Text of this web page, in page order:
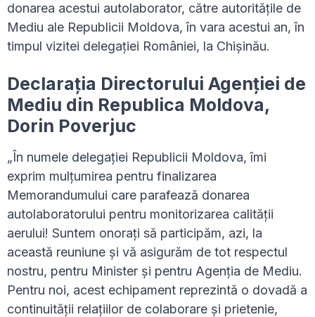
donarea acestui autolaborator, către autoritățile de
Mediu ale Republicii Moldova, în vara acestui an, în
timpul vizitei delegației României, la Chișinău.
Declarația Directorului Agenției de
Mediu din Republica Moldova,
Dorin Poverjuc
„În numele delegației Republicii Moldova, îmi
exprim mulțumirea pentru finalizarea
Memorandumului care parafează donarea
autolaboratorului pentru monitorizarea calității
aerului! Suntem onorați să participăm, azi, la
această reuniune și vă asigurăm de tot respectul
nostru, pentru Minister și pentru Agenția de Mediu.
Pentru noi, acest echipament reprezintă o dovadă a
continuității relațiilor de colaborare și prietenie,